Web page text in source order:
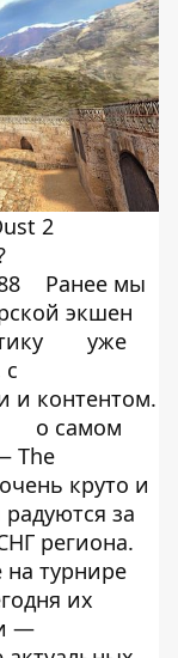
2
Ранее мы
экшен
уже
и контентом.
о самом
The
круто и
за
региона.
турнире
их
—